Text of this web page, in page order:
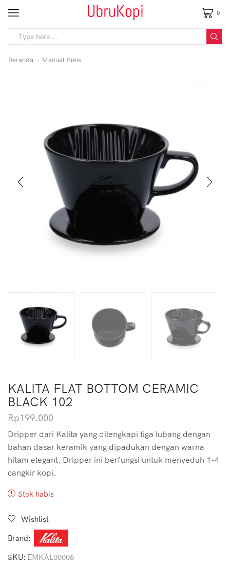
0
Beranda Manual Brew
KALITA FLAT BOTTOM CERAMIC
BLACK 102
Rp199.000
Dripper dari Kalita yang dilengkapi tiga lubang dengan
bahan dasar keramik yang dipadukan dengan warna
hitam elegant. Dripper ini berfungsi untuk menyeduh 1-4
cangkir kopi.
Stok habis
Wishlist
Brand:
SKU: EMKAL00006